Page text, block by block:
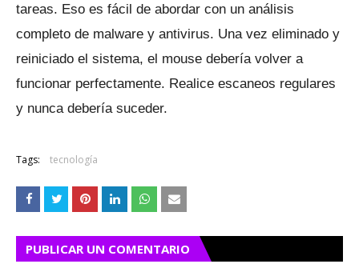
tareas. Eso es fácil de abordar con un análisis
completo de malware y antivirus. Una vez eliminado y
reiniciado el sistema, el mouse debería volver a
funcionar perfectamente. Realice escaneos regulares
y nunca debería suceder.
Tags: tecnología
PUBLICAR UN COMENTARIO